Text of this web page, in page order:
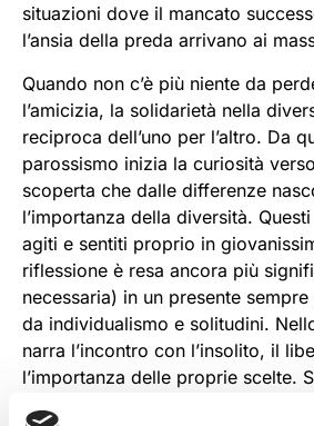
situazioni dove il mancato
l’ansia della preda arrivano ai
Quando non c’è più niente da
l’amicizia, la solidarietà nella
reciproca dell’uno per l’altro. Da
parossismo inizia la curiosità
scoperta che dalle differenze
l’importanza della diversità.
agiti e sentiti proprio in
riflessione è resa ancora più
necessaria) in un presente
da individualismo e solitudini.
narra l’incontro con l’insolito, il
l’importanza delle proprie scelte.